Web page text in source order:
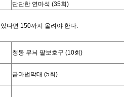
단단한 연마석 (35회)
다면 150까지 올려야 한다.
청동 무늬 팔보호구 (10회)
금마법막대 (5회)